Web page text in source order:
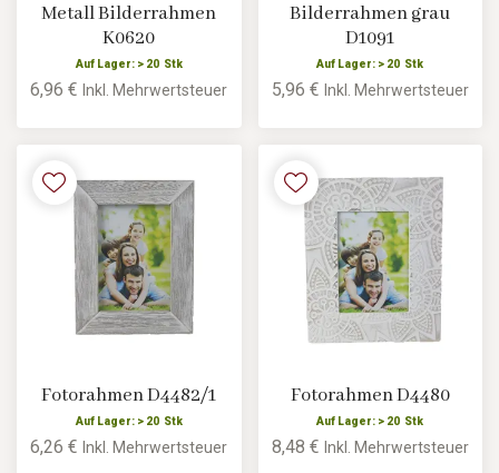
Metall Bilderrahmen
K0620
Auf Lager: > 20 Stk
6,96 €Inkl. Mehrwertsteuer
Bilderrahmen grau
D1091
Auf Lager: > 20 Stk
5,96 € Inkl. Mehrwertsteuer
Fotorahmen D4482/1
Auf Lager: > 20 Stk
6,26 €Inkl. Mehrwertsteuer
Fotorahmen D4480
Auf Lager: > 20 Stk
8,48 € Inkl. Mehrwertsteuer